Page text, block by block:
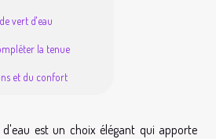
vert d'eau
la tenue
et du confort
est un choix élégant qui apporte